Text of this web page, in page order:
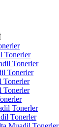
Tonerler
Tonerler
Tonerler
Tonerler
Tonerler
Tonerler
Tonerler